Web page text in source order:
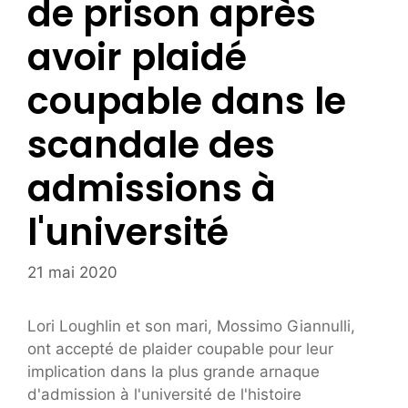
de prison après
avoir plaidé
coupable dans le
scandale des
admissions à
l'université
21 mai 2020
Lori Loughlin et son mari, Mossimo Giannulli,
ont accepté de plaider coupable pour leur
implication dans la plus grande arnaque
d'admission à l'université de l'histoire